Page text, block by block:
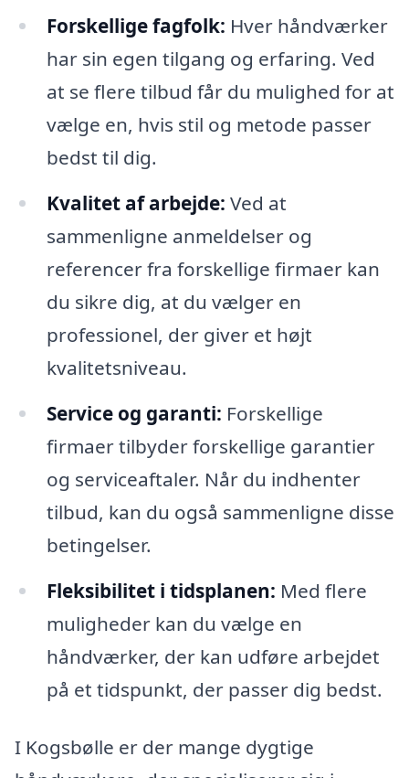
Forskellige fagfolk: Hver håndværker
har sin egen tilgang og erfaring. Ved
at se flere tilbud får du mulighed for at
vælge en, hvis stil og metode passer
bedst til dig.
Kvalitet af arbejde: Ved at
sammenligne anmeldelser og
referencer fra forskellige firmaer kan
du sikre dig, at du vælger en
professionel, der giver et højt
kvalitetsniveau.
Service og garanti: Forskellige
firmaer tilbyder forskellige garantier
og serviceaftaler. Når du indhenter
tilbud, kan du også sammenligne disse
betingelser.
Fleksibilitet i tidsplanen: Med flere
muligheder kan du vælge en
håndværker, der kan udføre arbejdet
på et tidspunkt, der passer dig bedst.
I Kogsbølle er der mange dygtige